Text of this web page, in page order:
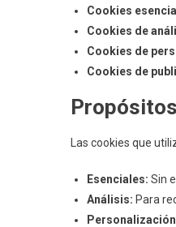
Cookies
Cookies de
Cookies de
Cookies de
Las cookies que
Esenciales: Sin
Análisis: Para